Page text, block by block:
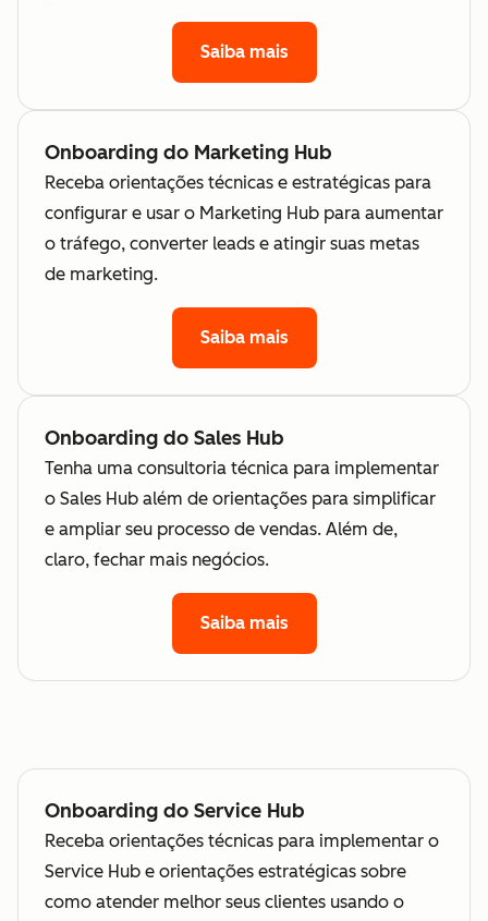
Saiba mais
Onboarding do Marketing Hub
Receba orientações técnicas e estratégicas para
configurar e usar o Marketing Hub para aumentar
o tráfego, converter leads e atingir suas metas
de marketing.
Saiba mais
Onboarding do Sales Hub
Tenha uma consultoria técnica para implementar
o Sales Hub além de orientações para simplificar
e ampliar seu processo de vendas. Além de,
claro, fechar mais negócios.
Saiba mais
Onboarding do Service Hub
Receba orientações técnicas para implementar o
Service Hub e orientações estratégicas sobre
como atender melhor seus clientes usando o